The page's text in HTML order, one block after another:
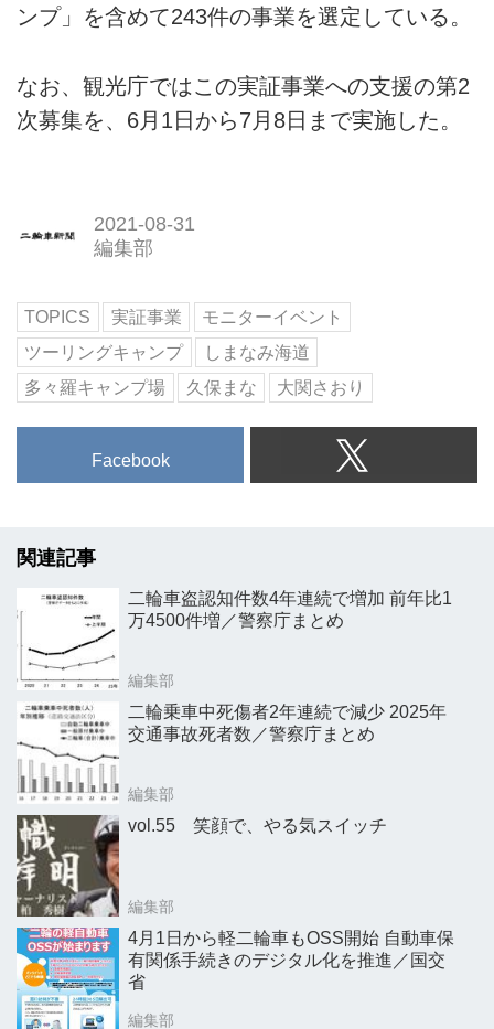
ンプ」を含めて243件の事業を選定している。
なお、観光庁ではこの実証事業への支援の第2
次募集を、6月1日から7月8日まで実施した。
2021-08-31
編集部
TOPICS 実証事業
モニターイベント
ツーリングキャンプ
しまなみ海道
多々羅キャンプ場
久保まな 大関さおり
Facebook
関連記事
二輪車盗認知件数4年連続で増加 前年比1
万4500件増／警察庁まとめ
編集部
二輪乗車中死傷者2年連続で減少 2025年
交通事故死者数／警察庁まとめ
編集部
vol.55 笑顔で、やる気スイッチ
編集部
4月1日から軽二輪車もOSS開始 自動車保
有関係手続きのデジタル化を推進／国交
省
編集部